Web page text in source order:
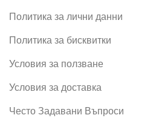
Политика за лични данни
Политика за бисквитки
Условия за ползване
Условия за доставка
Често Задавани Въпроси